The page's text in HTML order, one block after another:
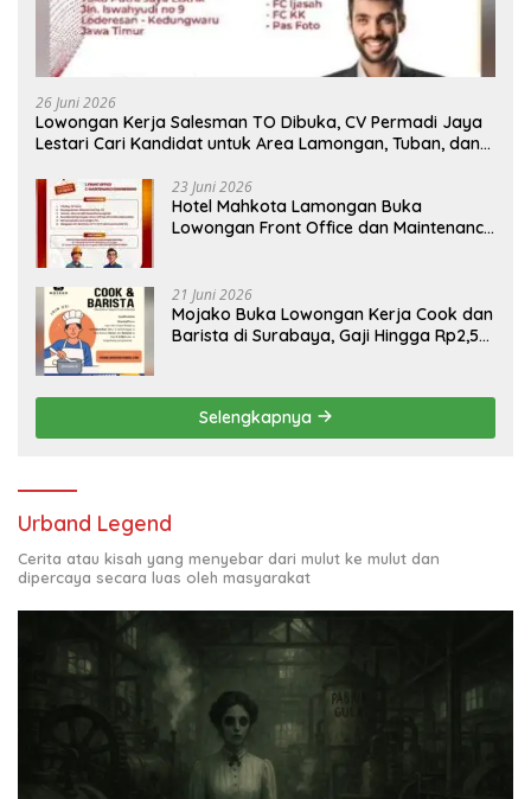
26 Juni 2026
Lowongan Kerja Salesman TO Dibuka, CV Permadi Jaya
Lestari Cari Kandidat untuk Area Lamongan, Tuban, dan
23 Juni 2026
Hotel Mahkota Lamongan Buka
Lowongan Front Office dan Maintenance
21 Juni 2026
Mojako Buka Lowongan Kerja Cook dan
Barista di Surabaya, Gaji Hingga Rp2,5
Selengkapnya
Urband Legend
Cerita atau kisah yang menyebar dari mulut ke mulut dan
dipercaya secara luas oleh masyarakat